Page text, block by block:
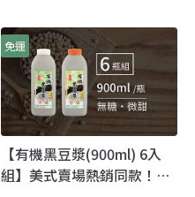
免運
【有機黑豆漿(900ml) 6入
組】美式賣場熱銷同款！傳